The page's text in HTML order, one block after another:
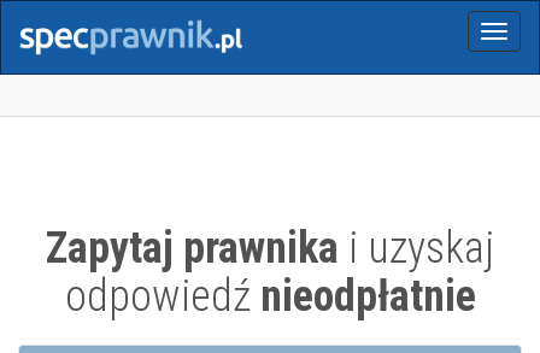
Menu
Zapytaj prawnika i uzyskaj
odpowiedźnieodpłatnie